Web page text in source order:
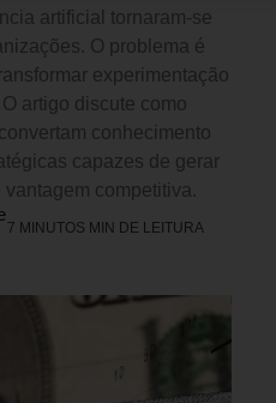
artificial tornaram-se
O problema é
experimentação
artigo discute como
conhecimento
capazes de gerar
competitiva.
7 MINUTOS MIN DE LEITURA